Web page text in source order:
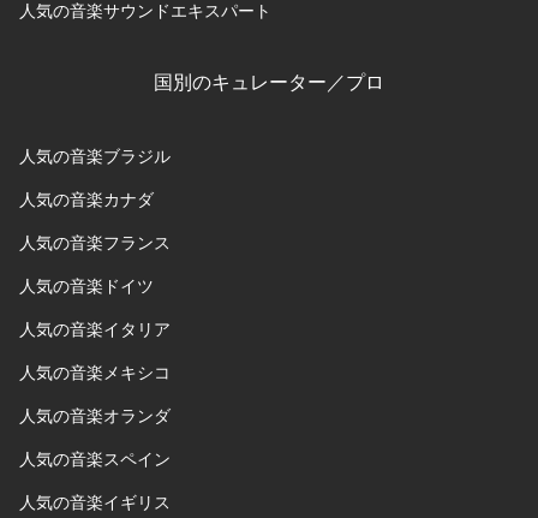
人気の音楽サウンドエキスパート
国別のキュレーター／プロ
人気の音楽ブラジル
人気の音楽カナダ
人気の音楽フランス
人気の音楽ドイツ
人気の音楽イタリア
人気の音楽メキシコ
人気の音楽オランダ
人気の音楽スペイン
人気の音楽イギリス